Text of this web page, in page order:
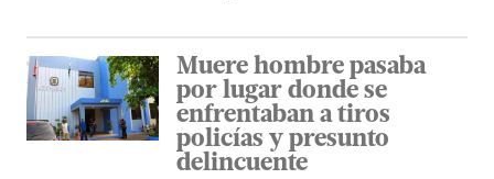
Muere hombre pasaba
por lugar donde se
enfrentaban a tiros
policías y presunto
delincuente